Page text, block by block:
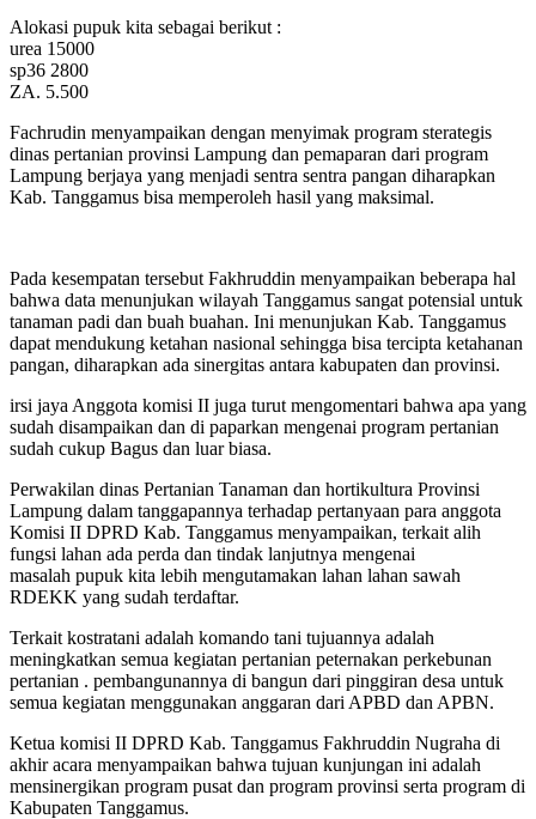
Alokasi pupuk kita sebagai berikut :
urea 15000
sp36 2800
ZA. 5.500
Fachrudin menyampaikan dengan menyimak program sterategis
dinas pertanian provinsi Lampung dan pemaparan dari program
Lampung berjaya yang menjadi sentra sentra pangan diharapkan
Kab. Tanggamus bisa memperoleh hasil yang maksimal.
Pada kesempatan tersebut Fakhruddin menyampaikan beberapa hal
bahwa data menunjukan wilayah Tanggamus sangat potensial untuk
tanaman padi dan buah buahan. Ini menunjukan Kab. Tanggamus
dapat mendukung ketahan nasional sehingga bisa tercipta ketahanan
pangan, diharapkan ada sinergitas antara kabupaten dan provinsi.
irsi jaya Anggota komisi II juga turut mengomentari bahwa apa yang
sudah disampaikan dan di paparkan mengenai program pertanian
sudah cukup Bagus dan luar biasa.
Perwakilan dinas Pertanian Tanaman dan hortikultura Provinsi
Lampung dalam tanggapannya terhadap pertanyaan para anggota
Komisi II DPRD Kab. Tanggamus menyampaikan, terkait alih
fungsi lahan ada perda dan tindak lanjutnya mengenai
masalah pupuk kita lebih mengutamakan lahan lahan sawah
RDEKK yang sudah terdaftar.
Terkait kostratani adalah komando tani tujuannya adalah
meningkatkan semua kegiatan pertanian peternakan perkebunan
pertanian . pembangunannya di bangun dari pinggiran desa untuk
semua kegiatan menggunakan anggaran dari APBD dan APBN.
Ketua komisi II DPRD Kab. Tanggamus Fakhruddin Nugraha di
akhir acara menyampaikan bahwa tujuan kunjungan ini adalah
mensinergikan program pusat dan program provinsi serta program di
Kabupaten Tanggamus.